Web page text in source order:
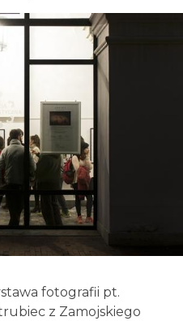
fotografii pt.
z Zamojskiego